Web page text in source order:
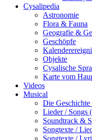
Cysalipedia
Astronomie
Flora & Fauna
Geografie &
Geschöpfe
Objekte
Cysalische
Karte vom
Videos
Musical
Die
Lieder / Songs
Soundtrack &
Songtexte /
Songtexte /